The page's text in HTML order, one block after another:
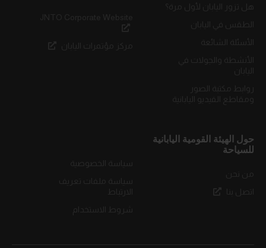
حول الهيئة القومية اليابانية
للسياحة